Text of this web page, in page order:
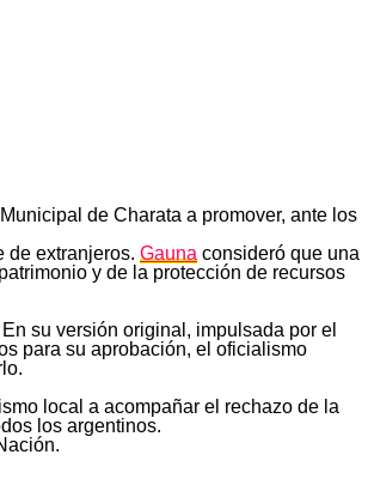
de Charata a promover, ante los
de extranjeros. Gauna consideró que una
y de la protección de recursos
su versión original, impulsada por el
para su aprobación, el oficialismo
local a acompañar el rechazo de la
los argentinos.